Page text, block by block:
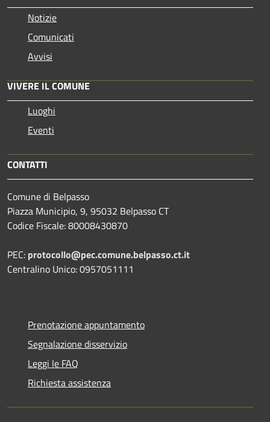
Notizie
Comunicati
Avvisi
VIVERE IL COMUNE
Luoghi
Eventi
CONTATTI
Comune di Belpasso
Piazza Municipio, 9, 95032 Belpasso CT
Codice Fiscale: 80008430870
PEC: protocollo@pec.comune.belpasso.ct.it
Centralino Unico: 0957051111
Prenotazione appuntamento
Segnalazione disservizio
Leggi le FAQ
Richiesta assistenza